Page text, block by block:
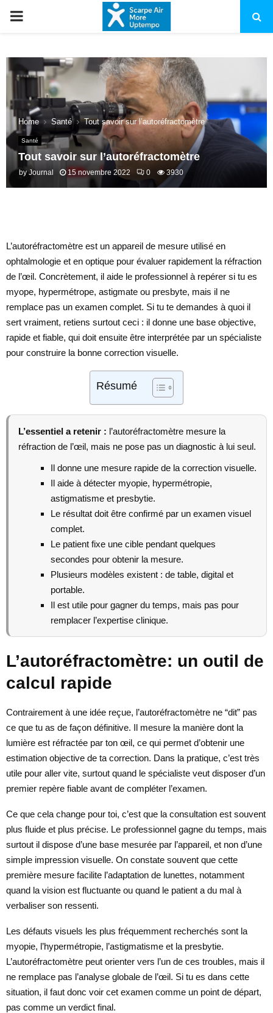
PRIMARY
Home Santé Tout savoir sur l’autoréfractomètre
Santé
Tout savoir sur l’autoréfractomètre
byJournal 15 novembre 2022 0 3930
L’autoréfractomètre est un appareil de mesure utilisé en
ophtalmologie et en optique pour évaluer rapidement la réfraction
de l’œil. Concrètement, il aide le professionnel à repérer si tu es
myope, hypermétrope, astigmate ou presbyte, mais il ne
remplace pas un examen complet. Si tu te demandes à quoi il
sert vraiment, retiens surtout ceci : il donne une base objective,
rapide et fiable, qui doit ensuite être interprétée par un spécialiste
pour construire la bonne correction visuelle.
Résumé
L’essentiel a retenir : l’autoréfractomètre mesure la
réfraction de l’œil, mais ne pose pas un diagnostic à lui seul.
Il donne une mesure rapide de la correction visuelle.
Il aide à détecter myopie, hypermétropie,
astigmatisme et presbytie.
Le résultat doit être confirmé par un examen visuel
complet.
Le patient fixe une cible pendant quelques
secondes pour obtenir la mesure.
Plusieurs modèles existent : de table, digital et
portable.
Il est utile pour gagner du temps, mais pas pour
remplacer l’expertise clinique.
L’autoréfractomètre: un outil de
calcul rapide
Contrairement à une idée reçue, l’autoréfractomètre ne “dit” pas
ce que tu as de façon définitive. Il mesure la manière dont la
lumière est réfractée par ton œil, ce qui permet d’obtenir une
estimation objective de ta correction. Dans la pratique, c’est très
utile pour aller vite, surtout quand le spécialiste veut disposer d’un
premier repère fiable avant de compléter l’examen.
Ce que cela change pour toi, c’est que la consultation est souvent
plus fluide et plus précise. Le professionnel gagne du temps, mais
surtout il dispose d’une base mesurée par l’appareil, et non d’une
simple impression visuelle. On constate souvent que cette
première mesure facilite l’adaptation de lunettes, notamment
quand la vision est fluctuante ou quand le patient a du mal à
verbaliser son ressenti.
Les défauts visuels les plus fréquemment recherchés sont la
myopie, l’hypermétropie, l’astigmatisme et la presbytie.
L’autoréfractomètre peut orienter vers l’un de ces troubles, mais il
ne remplace pas l’analyse globale de l’œil. Si tu es dans cette
situation, il faut donc voir cet examen comme un point de départ,
pas comme un verdict final.